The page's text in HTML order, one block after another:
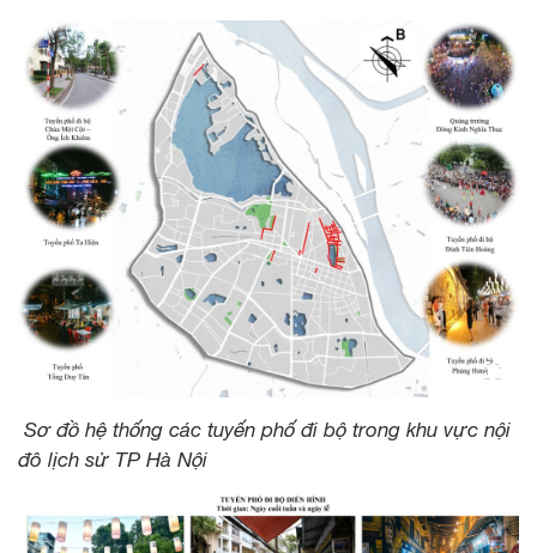
Sơ đồ hệ thống các tuyến phố đi bộ trong khu vực nội
đô lịch sử TP Hà Nội